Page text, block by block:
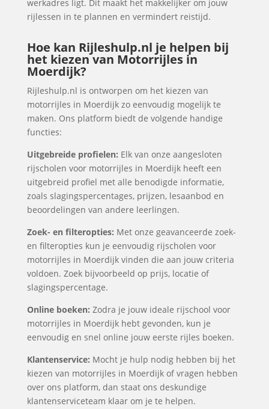
werkadres ligt. Dit maakt het makkelijker om jouw
rijlessen in te plannen en vermindert reistijd.
Hoe kan Rijleshulp.nl je helpen bij
het kiezen van Motorrijles in
Moerdijk?
Rijleshulp.nl is ontworpen om het kiezen van
motorrijles in Moerdijk zo eenvoudig mogelijk te
maken. Ons platform biedt de volgende handige
functies:
Uitgebreide profielen: Elk van onze aangesloten
rijscholen voor motorrijles in Moerdijk heeft een
uitgebreid profiel met alle benodigde informatie,
zoals slagingspercentages, prijzen, lesaanbod en
beoordelingen van andere leerlingen.
Zoek- en filteropties: Met onze geavanceerde zoek-
en filteropties kun je eenvoudig rijscholen voor
motorrijles in Moerdijk vinden die aan jouw criteria
voldoen. Zoek bijvoorbeeld op prijs, locatie of
slagingspercentage.
Online boeken: Zodra je jouw ideale rijschool voor
motorrijles in Moerdijk hebt gevonden, kun je
eenvoudig en snel online jouw eerste rijles boeken.
Klantenservice: Mocht je hulp nodig hebben bij het
kiezen van motorrijles in Moerdijk of vragen hebben
over ons platform, dan staat ons deskundige
klantenserviceteam klaar om je te helpen.